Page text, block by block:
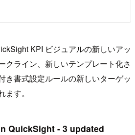
KPI ビジュアルの新しいアッ
クライン、新しいテンプレート化さ
き書式設定ルールの新しいターゲッ
す。
QuickSight - 3 updated